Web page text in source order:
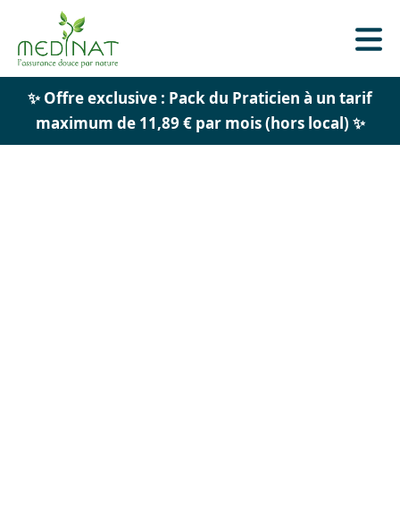
✨ Offre exclusive : Pack du Praticien à un tarif
maximum de 11,89 € par mois (hors local) ✨